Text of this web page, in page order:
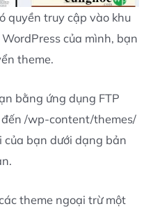
quyền truy cập vào khu
của mình, bạn
theme.
bằng ứng dụng FTP
/wp-content/themes/
của bạn dưới dạng bản
theme ngoại trừ một